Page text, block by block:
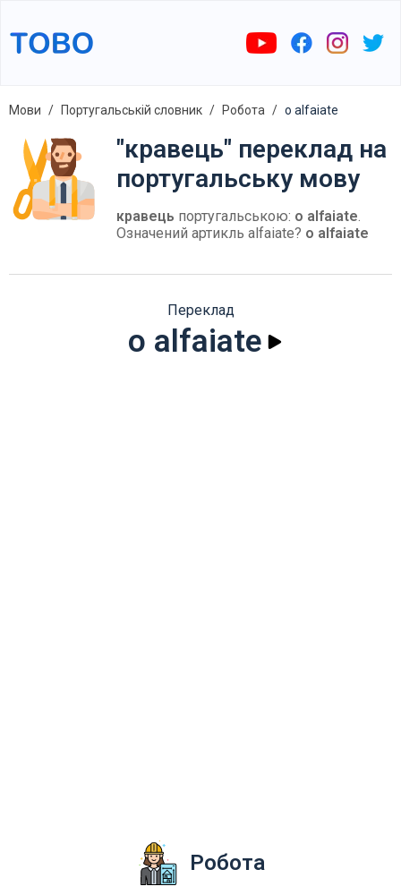
Мови Португальській словник Робота o alfaiate
"кравець" переклад на
португальську мову
кравець португальською: o alfaiate.
Означений артикль alfaiate? o alfaiate
Переклад
o alfaiate
Робота